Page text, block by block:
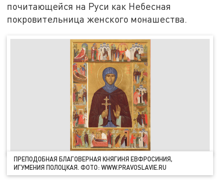
почитающейся на Руси как Небесная
покровительница женского монашества.
ПРЕПОДОБНАЯ БЛАГОВЕРНАЯ КНЯГИНЯ ЕВФРОСИНИЯ,
ИГУМЕНИЯ ПОЛОЦКАЯ. ФОТО: WWW.PRAVOSLAVIE.RU